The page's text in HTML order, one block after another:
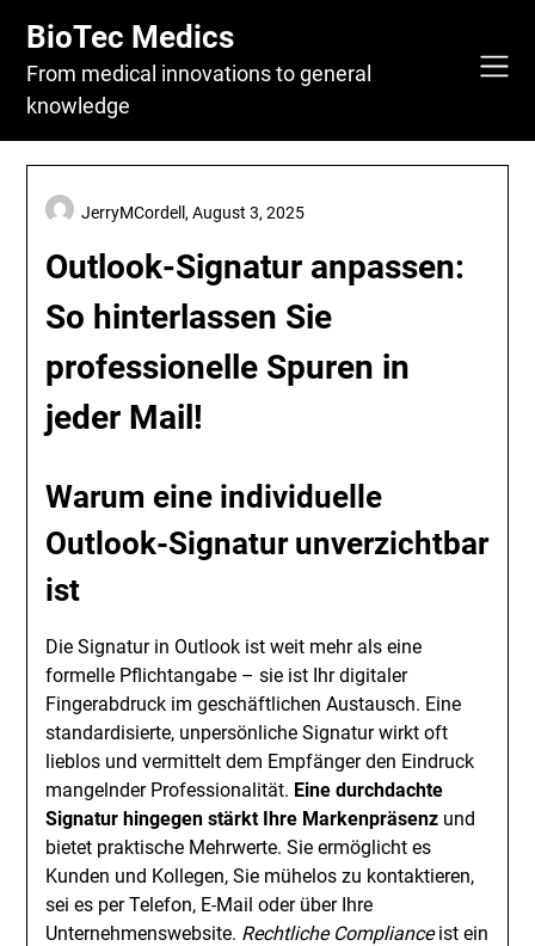
content
BioTec Medics
From medical innovations to general
knowledge
Outlook-Signatur anpassen:
So hinterlassen Sie
professionelle Spuren in
jeder Mail!
JerryMCordell,August 3, 2025
Warum eine individuelle
Outlook-Signatur unverzichtbar
ist
Die Signatur in Outlook ist weit mehr als eine
formelle Pflichtangabe – sie ist Ihr digitaler
Fingerabdruck im geschäftlichen Austausch. Eine
standardisierte, unpersönliche Signatur wirkt oft
lieblos und vermittelt dem Empfänger den Eindruck
mangelnder Professionalität. Eine durchdachte
Signatur hingegen stärkt Ihre Markenpräsenz und
bietet praktische Mehrwerte. Sie ermöglicht es
Kunden und Kollegen, Sie mühelos zu kontaktieren,
sei es per Telefon, E-Mail oder über Ihre
Unternehmenswebsite. Rechtliche Complianceist ein